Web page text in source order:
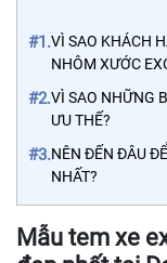
#1.VÌ SAO KHÁCH
NHÔM XƯỚC
#2.VÌ SAO NHỮNG
ƯU THẾ?
#3.NÊN ĐẾN ĐÂU
NHẤT?
Mẫu tem xe